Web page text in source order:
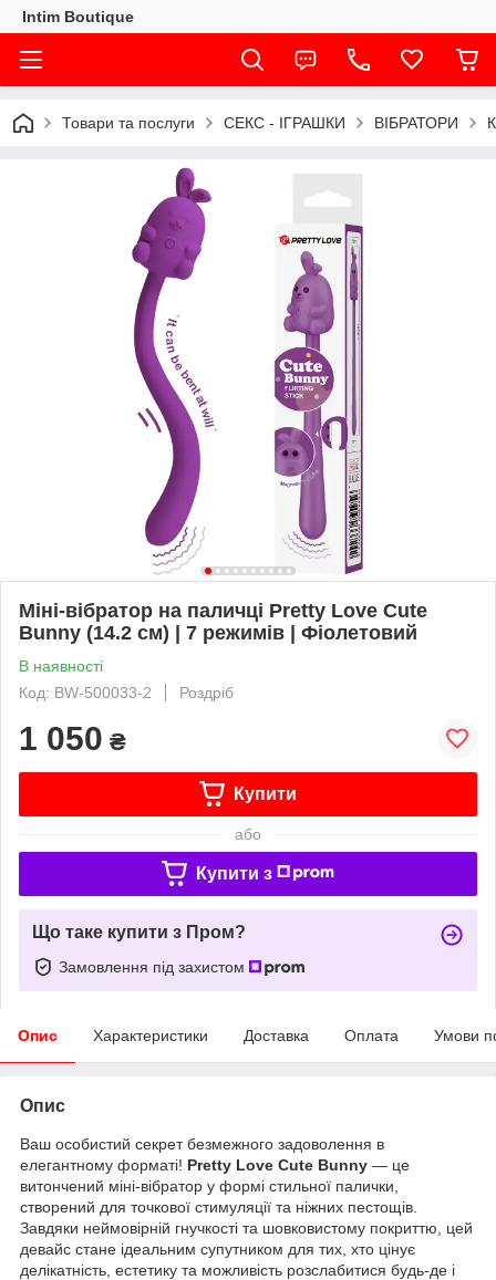
Intim Boutique
Товари та послуги СЕКС - ІГРАШКИ ВІБРАТОРИ
Міні-вібратор на паличці Pretty Love Cute
Bunny (14.2 см) | 7 режимів | Фіолетовий
В наявності
Код: BW-500033-2
Роздріб
1 050 ₴
Купити
або
Купити з
Що таке купити з Пром?
Замовлення під захистом
Опис Характеристики Доставка Оплата Умови
Опис
Ваш особистий секрет безмежного задоволення в
елегантному форматі! Pretty Love Cute Bunny — це
витончений міні-вібратор у формі стильної палички,
створений для точкової стимуляції та ніжних пестощів.
Завдяки неймовірній гнучкості та шовковистому покриттю, цей
девайс стане ідеальним супутником для тих, хто цінує
делікатність, естетику та можливість розслабитися будь-де і